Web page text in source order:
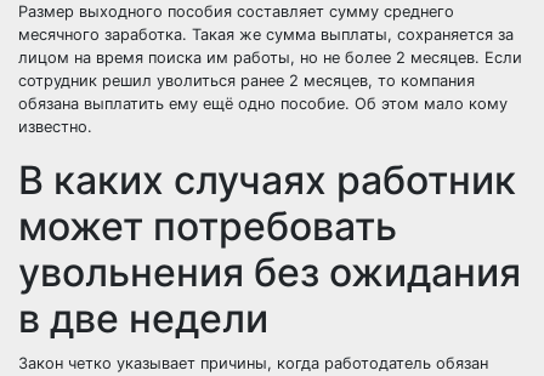
Размер выходного пособия составляет сумму среднего
месячного заработка. Такая же сумма выплаты, сохраняется за
лицом на время поиска им работы, но не более 2 месяцев. Если
сотрудник решил уволиться ранее 2 месяцев, то компания
обязана выплатить ему ещё одно пособие. Об этом мало кому
известно.
В каких случаях работник
может потребовать
увольнения без ожидания
в две недели
Закон четко указывает причины, когда работодатель обязан